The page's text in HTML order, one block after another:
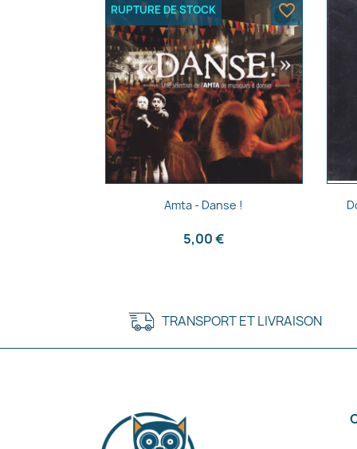
Aperçu rapide
Amta - Danse !
5,00 €
RUPTURE DE STOCK favorite_border
TRANSPORT ET LIVRAISON